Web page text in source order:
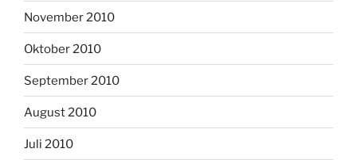
November 2010
Oktober 2010
September 2010
August 2010
Juli 2010